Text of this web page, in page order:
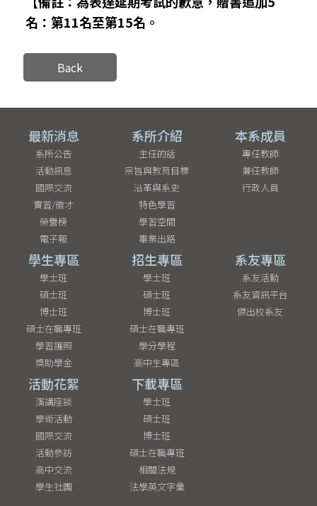
名：第11名至第15名。
Back
最新消息
系所公告
活動訊息
國際交流
實習/徵才
榮譽榜
電子報
系所介紹
主任的話
宗旨與教育目標
沿革與系史
特色學習
學習空間
畢業出路
本系成員
專任教師
兼任教師
行政人員
學生專區
學士班
碩士班
博士班
碩士在職專班
學習護照
獎助學金
招生專區
學士班
碩士班
博士班
碩士在職專班
學分學程
高中生專區
系友專區
系友活動
系友資訊平台
傑出校系友
活動花絮
演講座談
學術活動
國際交流
活動參訪
高中交流
學生社團
下載專區
學士班
碩士班
博士班
碩士在職專班
相關法規
法學英文字彙